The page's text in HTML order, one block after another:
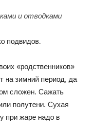
и отводками
подвидов.
«родственников»
на зимний период, да
сложен. Сажать
полутени. Сухая
при жаре надо в